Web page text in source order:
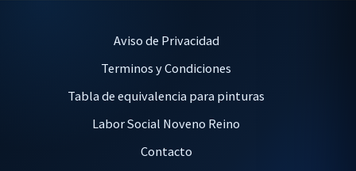
Aviso de Privacidad
Terminos y Condiciones
Tabla de equivalencia para pinturas
Labor Social Noveno Reino
Contacto